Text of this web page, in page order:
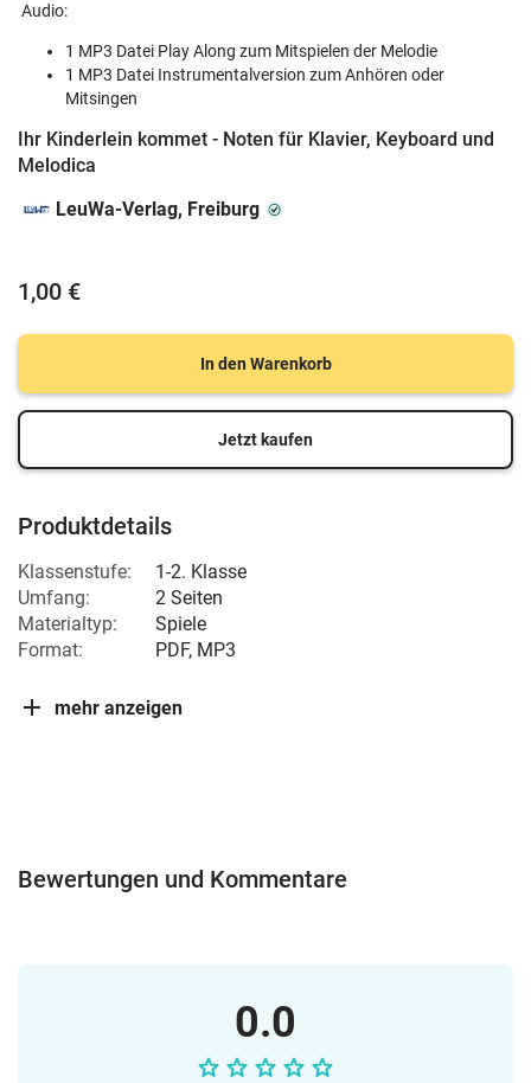
Audio:
1 MP3 Datei Play Along zum Mitspielen der Melodie
1 MP3 Datei Instrumentalversion zum Anhören oder
Mitsingen
Ihr Kinderlein kommet - Noten für Klavier, Keyboard und
Melodica
LeuWa-Verlag, Freiburg
1,00 €
In den Warenkorb
Jetzt kaufen
Produktdetails
Klassenstufe:
1-2. Klasse
Umfang:
2 Seiten
Materialtyp:
Spiele
Format:
PDF, MP3
mehr anzeigen
Bewertungen und Kommentare
0.0